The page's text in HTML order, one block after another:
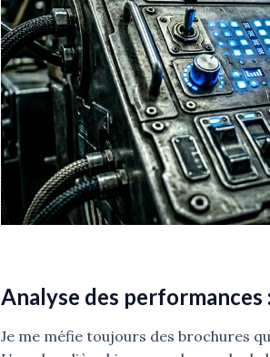
Analyse des
Je me méfie toujours des brochures